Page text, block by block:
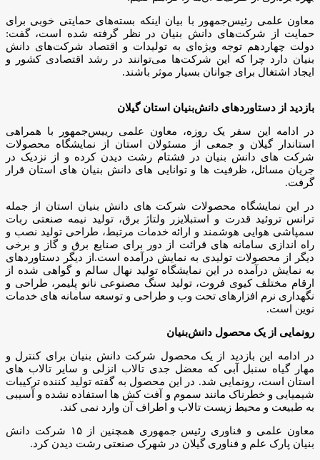
معاون علمی رئیس‌جمهور با بیان اینکه بسته‌های حمایتی خوبی برای
حمایت از شرکت‌های دانش بنیان در نظر گرفته شده است، گفت:
دولت چهاردهم توجه ویژه‌ای به تولیدات و اقتصاد شرکت‌های دانش
بنیان دارد چرا که این شرکت‌ها می‌توانند در رشد اقتصادی کشور و
ایجاد اشتغال برای جوانان بسیار موثر باشند.
بازدید از دستاوردهای دانش‌بنیان استان گیلان
در ادامه این سفر یک روزه، معاون علمی رییس‌جمهور با همراهی
استاندار گیلان و جمعی از مسئولان استان از نمایشگاه محصولات
شرکت های دانش بنیان در فشتام رشت دیدن کرده و از نزدیک در
جریان مسائل، ظرفیت ها و توانایی های دانش بنیان های استان قرار
گرفت.
در این نمایشگاه محصولات شرکت های دانش بنیان استان از جمله
ترانس تروئید قدرت و استبلایزر ولتاژ برق، تولید نیمه صنعتی ربات
سمپاشی هوایی هوشمند و ارائه خدمات مرتبط، طراحی تولید نصب و
راه اندازی سامانه های قرائت از دور برای صنایع برق و گاز و برخی
دیگر از محصولات تولیدی به نمایش درآمده است.از دیگر دستاوردهای
به نمایش درآمده در این نمایشگاه تولید نهال سالم و گواهی شده از
ارقام مختلف کیوی فروت، تولید سنگ مصنوعی نانو پلیمر، طراحی و
نگهداری نرم افزارهای تحت وب و طراحی و توسعه سامانه های خدمات
نوین است.
رونمایی از یک محصول دانش‌بنیان
در ادامه این بازدید از یک محصول شرکت دانش بنیان برای کنترل و
مهار گیاه سنبل آبی که معضل جدی تالاب انزلی و سایر تالاب های
استان است، رونمایی شد. در این محصول به گفته تولید کننده ترکیبات
شیمیایی و خطرناک مانند سموم و آفت کش ها استفاده نشده و آسیبی
به طبیعت و محیط زیست تالاب و اطراف آن وارد نمی کند.
معاون علمی و فناوری رئیس جمهوری همچنین از ۱۵ شرکت دانش
بنیان پارک علم و فناوری گیلان در شهرک صنعتی رشت دیدن کرد.